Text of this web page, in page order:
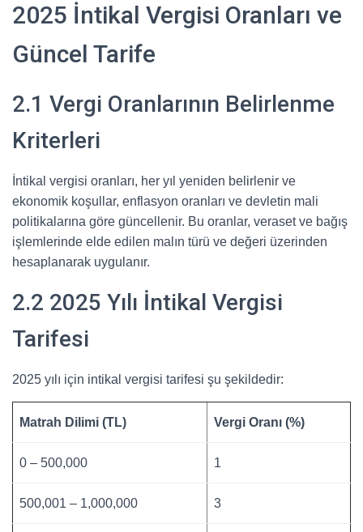
2025 İntikal Vergisi Oranları ve
Güncel Tarife
2.1 Vergi Oranlarının Belirlenme
Kriterleri
İntikal vergisi oranları, her yıl yeniden belirlenir ve
ekonomik koşullar, enflasyon oranları ve devletin mali
politikalarına göre güncellenir. Bu oranlar, veraset ve bağış
işlemlerinde elde edilen malın türü ve değeri üzerinden
hesaplanarak uygulanır.
2.2 2025 Yılı İntikal Vergisi
Tarifesi
2025 yılı için intikal vergisi tarifesi şu şekildedir:
Matrah Dilimi (TL) Vergi Oranı (%)
0 – 500,000 1
500,001 – 1,000,000 3